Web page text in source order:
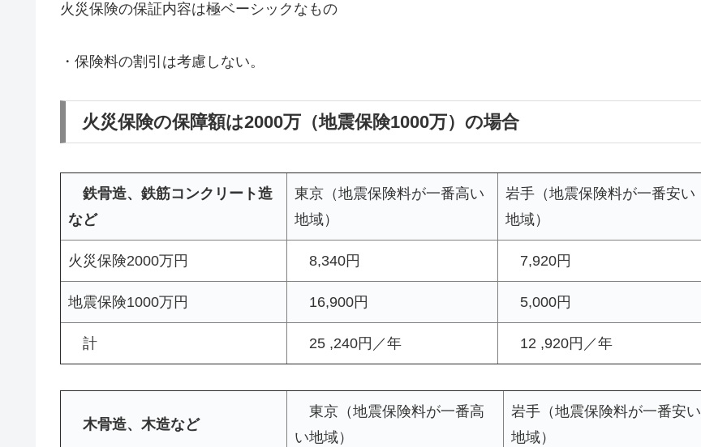
火災保険の保証内容は極ベーシックなもの
・保険料の割引は考慮しない。
火災保険の保障額は2000万（地震保険1000万）の場合
鉄骨造、鉄筋コンクリート造
など
東京（地震保険料が一番高い
地域）
岩手（地震保険料が一番安い
地域）
火災保険2000万円 8,340円 7,920円
地震保険1000万円 16,900円 5,000円
計 25 ,240円／年 12 ,920円／年
木骨造、木造など
東京（地震保険料が一番高
い地域）
岩手（地震保険料が一番安い
地域）